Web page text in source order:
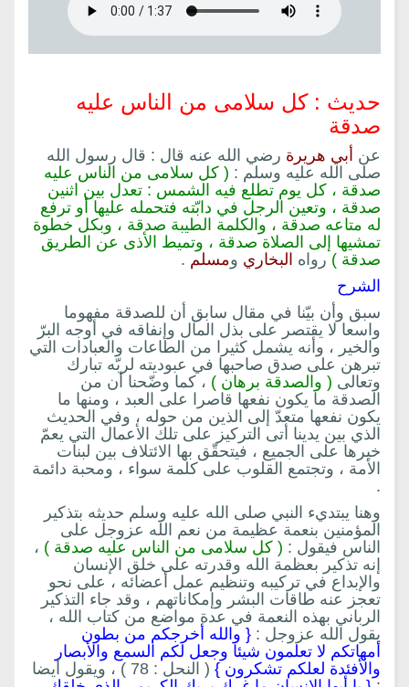
حديث : كل سلامى من الناس عليه
صدقة
عن أبي هريرة رضي الله عنه قال : قال رسول الله
صلى الله عليه وسلم : ( كل سلامى من الناس عليه
صدقة ، كل يوم تطلع فيه الشمس : تعدل بين اثنين
صدقة ، وتعين الرجل في دابّته فتحمله عليها أو ترفع
له متاعه صدقة ، والكلمة الطيبة صدقة ، وبكل خطوة
تمشيها إلى الصلاة صدقة ، وتميط الأذى عن الطريق
صدقة ) رواه البخاري ومسلم .
الشرح
سبق وأن بيّنا في مقال سابق أن للصدقة مفهوما
واسعا لا يقتصر على بذل المال وإنفاقه في أوجه البرّ
والخير ، وأنه يشمل كثيرا من الطاعات والعبادات التي
تبرهن على صدق صاحبها في عبوديته لربّه تبارك
وتعالى ( والصدقة برهان ) ، كما وضّحنا أن من
الصدقة ما يكون نفعها قاصرا على العبد ، ومنها ما
يكون نفعها متعدّ إلى الذين من حوله ، وفي الحديث
الذي بين يدينا أتى التركيز على تلك الأعمال التي يعمّ
خيرها على الجميع ، فيتحقّق بها الائتلاف بين لبنات
الأمة ، وتجتمع القلوب على كلمة سواء ، ومحبة دائمة
.
وهنا يبتديء النبي صلى الله عليه وسلم حديثه بتذكير
المؤمنين بنعمة عظيمة من نعم الله عزوجل على
الناس فيقول : ( كل سلامى من الناس عليه صدقة ) ،
إنه تذكير بعظمة الله وقدرته على خلق الإنسان
والإبداع في تركيبه وتنظيم عمل أعضائه ، على نحو
تعجز عنه طاقات البشر وإمكاناتهم ، وقد جاء التذكير
الرباني بهذه النعمة في عدة مواضع من كتاب الله ،
يقول الله عزوجل : { والله أخرجكم من بطون
أمهاتكم لا تعلمون شيئا وجعل لكم السمع والأبصار
والأفئدة لعلكم تشكرون }
( النحل : 78 ) ، ويقول أيضا